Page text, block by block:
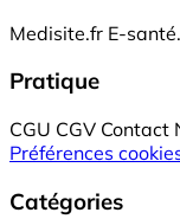
Medisite.fr E-
Pratique
CGU CGV Contact
Préférences
Catégories